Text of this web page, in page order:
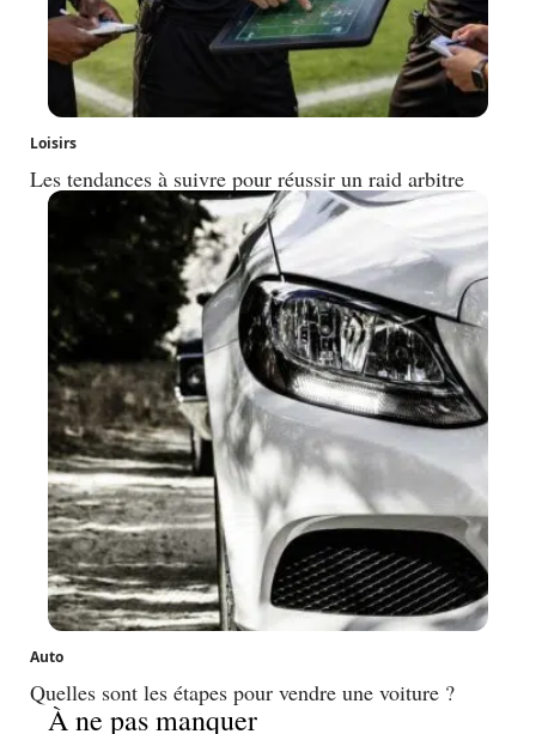
Loisirs
Les tendances à suivre pour réussir un raid arbitre
Auto
Quelles sont les étapes pour vendre une voiture ?
À ne pas manquer